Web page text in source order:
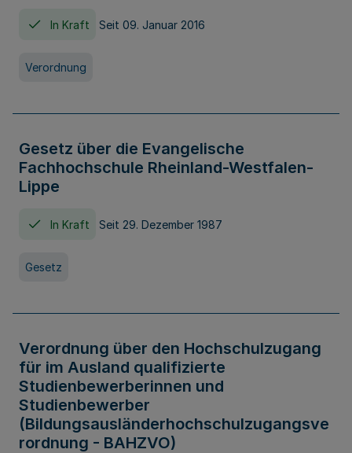
In Kraft Seit 09. Januar 2016
Verordnung
Gesetz über die Evangelische
Fachhochschule Rheinland-Westfalen-
Lippe
In Kraft Seit 29. Dezember 1987
Gesetz
Verordnung über den Hochschulzugang
für im Ausland qualifizierte
Studienbewerberinnen und
Studienbewerber
(Bildungsausländerhochschulzugangsve
rordnung - BAHZVO)